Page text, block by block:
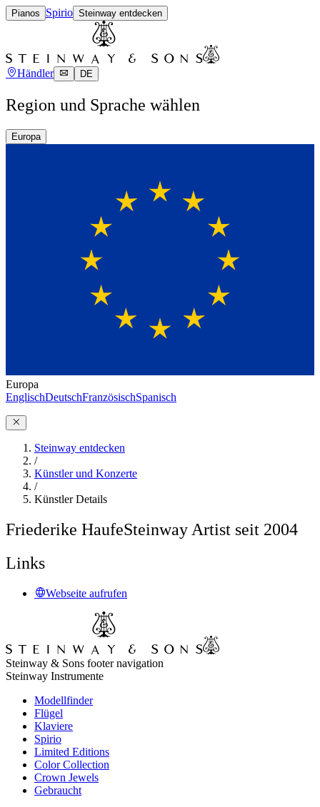
Pianos Spirio Steinway entdecken
Händler DE
Region und Sprache wählen
Europa
Europa
EnglischDeutschFranzösischSpanisch
Steinway entdecken
/
Künstler und Konzerte
/
Künstler Details
Friederike HaufeSteinway Artist seit 2004
Links
Webseite aufrufen
Steinway & Sons footer navigation
Steinway Instrumente
Modellfinder
Flügel
Klaviere
Spirio
Limited Editions
Color Collection
Crown Jewels
Gebraucht